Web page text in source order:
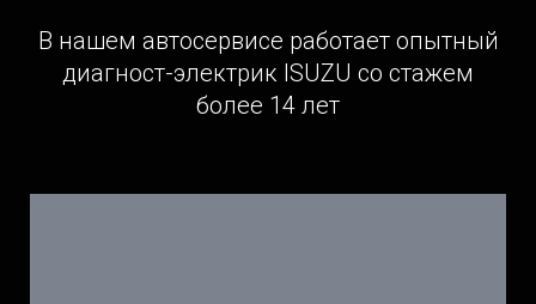
В нашем автосервисе работает опытный
диагност-электрик ISUZU со стажем
более 14 лет